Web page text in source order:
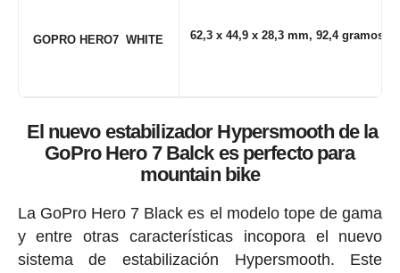
GOPRO HERO7WHITE 62,3 x 44,9 x 28,3 mm, 92,4 gramos
El nuevo estabilizador Hypersmooth de la
GoPro Hero 7 Balck es perfecto para
mountain bike
La GoPro Hero 7 Black es el modelo tope de gama
y entre otras características incopora el nuevo
sistema de estabilización Hypersmooth. Este